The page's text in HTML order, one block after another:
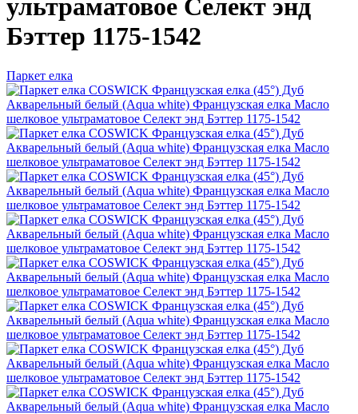
ультраматовое Селект энд
Бэттер 1175-1542
Паркет елка